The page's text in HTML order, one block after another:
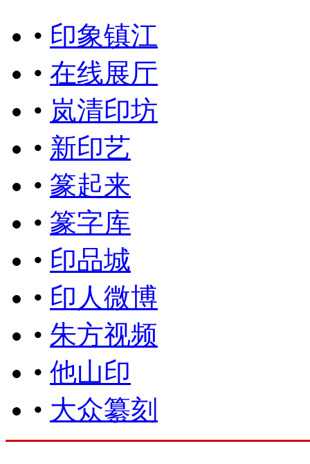
• 印象镇江
• 在线展厅
• 岚清印坊
• 新印艺
• 篆起来
• 篆字库
• 印品城
• 印人微博
• 朱方视频
• 他山印
• 大众纂刻